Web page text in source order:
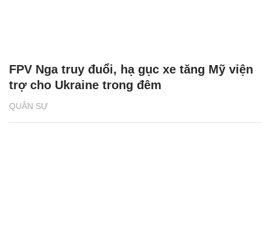
QUÂN SỰ
FPV Nga truy đuổi, hạ gục xe tăng Mỹ viện
trợ cho Ukraine trong đêm